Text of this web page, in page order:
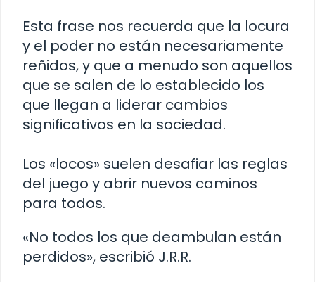
Esta frase nos recuerda que la locura
y el poder no están necesariamente
reñidos, y que a menudo son aquellos
que se salen de lo establecido los
que llegan a liderar cambios
significativos en la sociedad.
Los «locos» suelen desafiar las reglas
del juego y abrir nuevos caminos
para todos.
«No todos los que deambulan están
perdidos», escribió J.R.R.